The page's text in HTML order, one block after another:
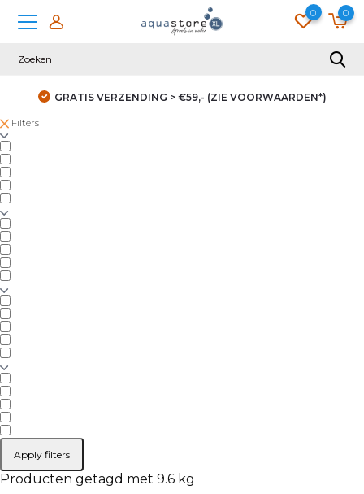
0 0
GRATIS VERZENDING > €59,- (ZIE VOORWAARDEN*)
Filters
Apply filters
Producten getagd met 9.6 kg